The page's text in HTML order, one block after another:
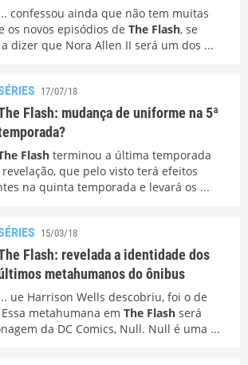
confessou ainda que não tem muitas
os novos episódios de The Flash, se
dizer que Nora Allen II será um dos ...
17/07/18
Flash: mudança de uniforme na 5ª
Flash terminou a última temporada
que pelo visto terá efeitos
na quinta temporada e levará os ...
15/03/18
Flash: revelada a identidade dos
metahumanos do ônibus
ue Harrison Wells descobriu, foi o de
metahumana em The Flash será
da DC Comics, Null. Null é uma ...